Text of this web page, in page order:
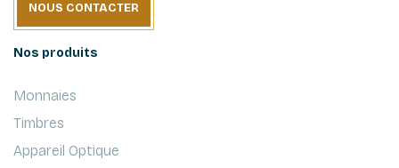
NOUS CONTACTER
Nos produits
Monnaies
Timbres
Appareil Optique